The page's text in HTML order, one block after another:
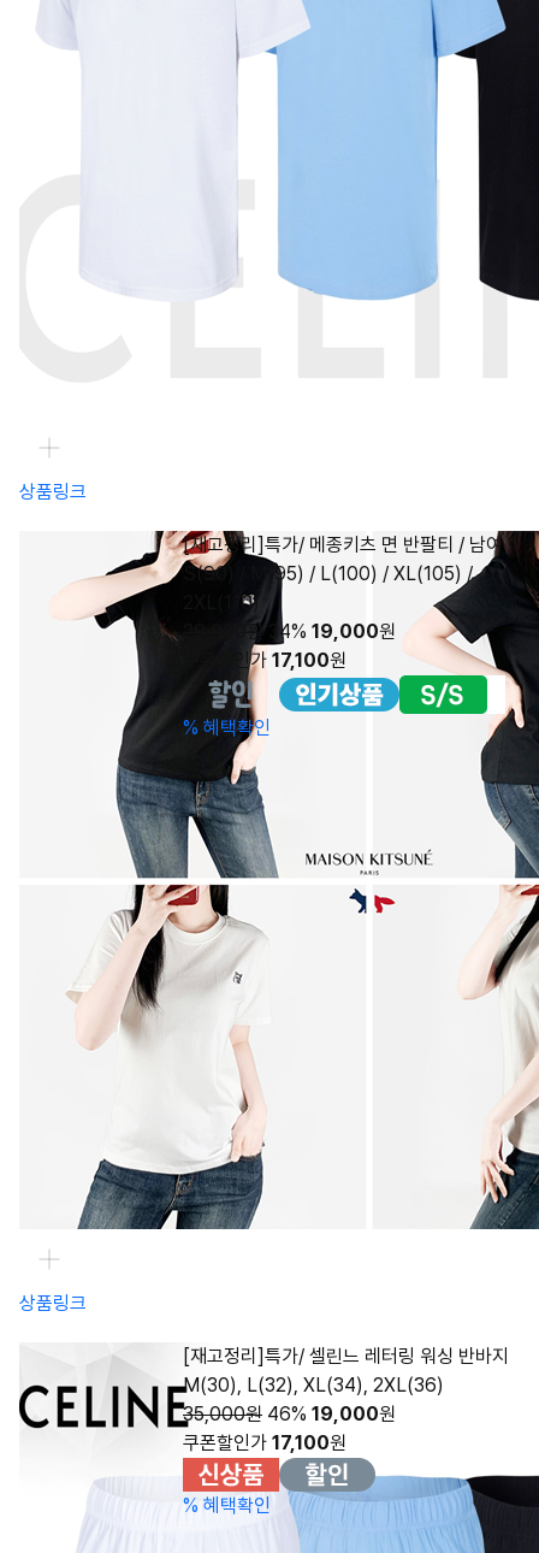
상품링크
[재고정리]특가/ 메종키츠 면 반팔티 / 남여
S(90) / M(95) / L(100) / XL(105) /
2XL(110)
29,000원
34% 19,000원
쿠폰할인가 17,100원
% 혜택확인
상품링크
[재고정리]특가/ 셀린느 레터링 워싱 반바지
M(30), L(32), XL(34), 2XL(36)
35,000원 46% 19,000원
쿠폰할인가 17,100원
% 혜택확인